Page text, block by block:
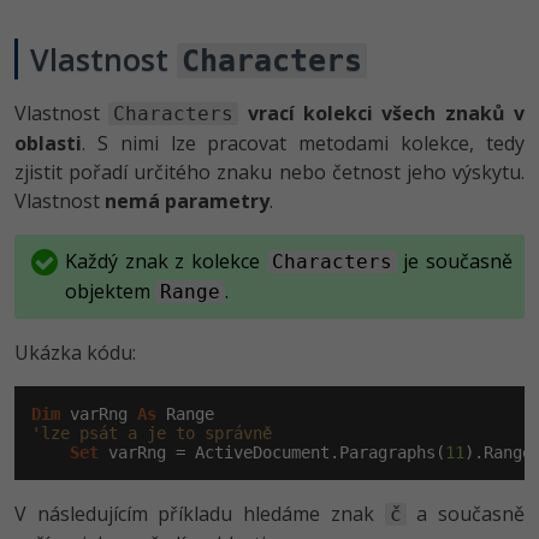
Vlastnost Characters
Vlastnost Characters
vrací kolekci všech znaků v
oblasti. S nimi lze pracovat metodami kolekce, tedy
zjistit pořadí určitého znaku nebo četnost jeho výskytu.
Vlastnost nemá parametry.
Každý znak z kolekce Characters
je současně
objektem Range .
Ukázka kódu:
Dim varRng As
'lze psát a je to správně
Set varRng = ActiveDocument.Paragraphs( 11
V následujícím příkladu hledáme znak č
a současně